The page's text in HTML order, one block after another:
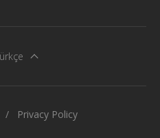
Privacy Policy